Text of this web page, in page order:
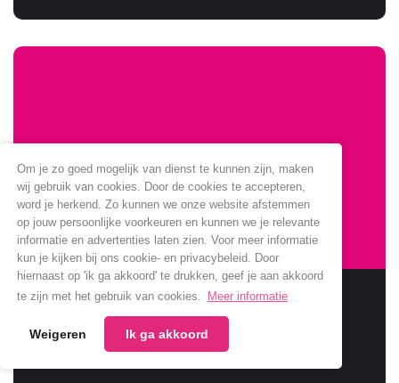
Om je zo goed mogelijk van dienst te kunnen zijn, maken
wij gebruik van cookies. Door de cookies te accepteren,
word je herkend. Zo kunnen we onze website afstemmen
op jouw persoonlijke voorkeuren en kunnen we je relevante
informatie en advertenties laten zien. Voor meer informatie
kun je kijken bij ons cookie- en privacybeleid. Door
hiernaast op 'ik ga akkoord' te drukken, geef je aan akkoord
te zijn met het gebruik van cookies.
Meer informatie
Weigeren Ik ga akkoord
Sponsoring Jumbo verlengt
Jumbo verlengt samenwerking met onze club.